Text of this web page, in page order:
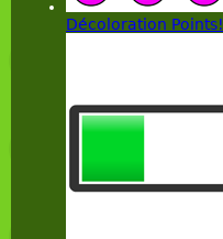
Décoloration Points!